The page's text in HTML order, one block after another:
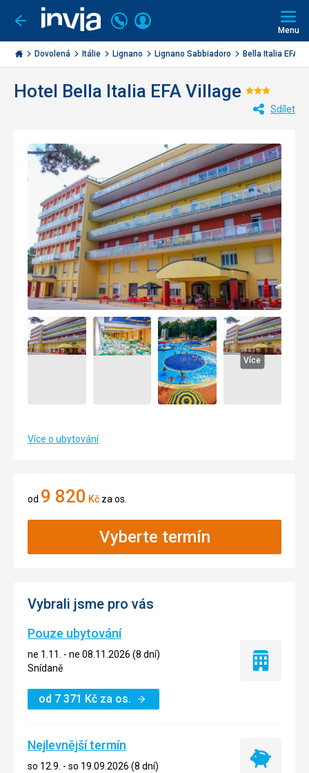
Jít
zpět
Invia.cz
Volejte
226
000
284
Přihlásit
Menu
Dovolená Itálie Lignano Lignano Sabbiadoro Bella Italia EFA
Hotel Bella Italia EFA Village
3/5Sdílet
Více
Více o ubytování
od 9 820 Kč za os.
Vyberte termín
Vybrali jsme pro vás
Pouze ubytování
ne 1.11. - ne 08.11.2026 (8 dní)
Snídaně
od 7 371 Kč za os.
Pouze
Nejlevnější termín
so 12.9. - so 19.09.2026 (8 dní)
Nejlevnější